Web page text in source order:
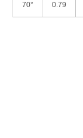
70° 0.79